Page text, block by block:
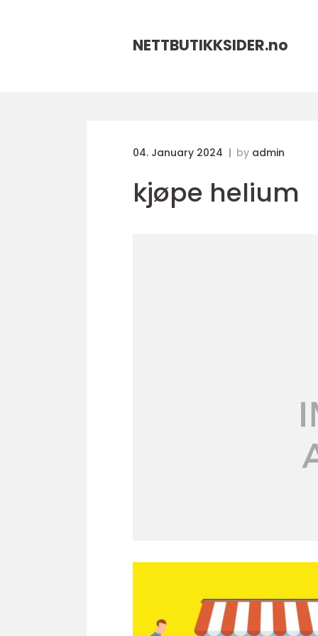
NETTBUTIKKSIDER.no
04. January 2024 by admin
kjøpe helium